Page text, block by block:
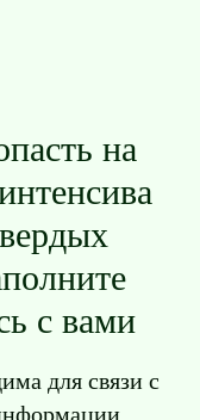
на
с вами
для связи с